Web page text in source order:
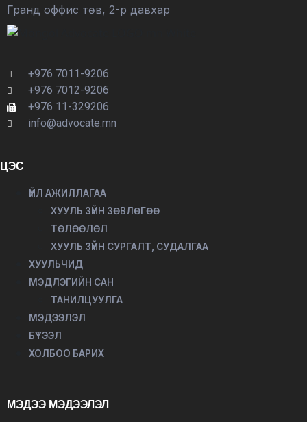
Гранд оффис төв, 2-р давхар
+976 7011-9206
+976 7012-9206
+976 11-329206
info@advocate.mn
ЦЭС
ҮЙЛ АЖИЛЛАГАА
ХУУЛЬ ЗҮЙН ЗӨВЛӨГӨӨ
ТӨЛӨӨЛӨЛ
ХУУЛЬ ЗҮЙН СУРГАЛТ, СУДАЛГАА
ХУУЛЬЧИД
МЭДЛЭГИЙН САН
ТАНИЛЦУУЛГА
МЭДЭЭЛЭЛ
БҮТЭЭЛ
ХОЛБОО БАРИХ
МЭДЭЭ МЭДЭЭЛЭЛ